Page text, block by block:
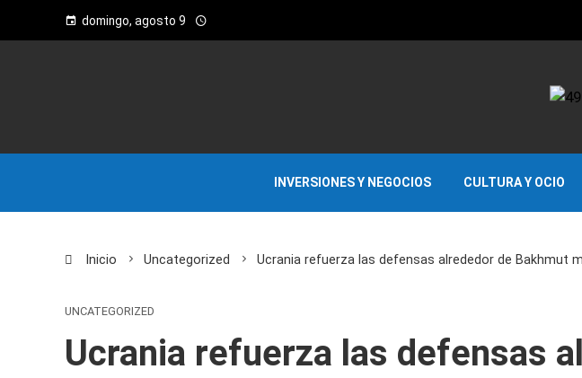
domingo, agosto 9
INVERSIONES Y NEGOCIOS CULTURA Y OCIO
Inicio Uncategorized Ucrania refuerza las defensas alrededor de Bakhmut
UNCATEGORIZED
Ucrania refuerza las defensas